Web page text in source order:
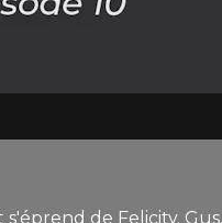
de Felicity.